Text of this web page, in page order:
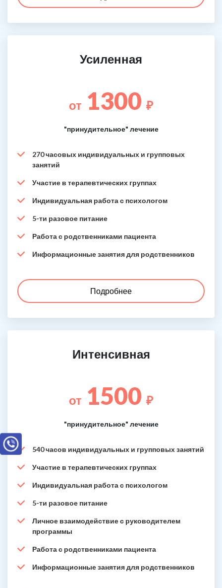
Усиленная
от 1300 ₽
"принудительное" лечение
270 часовых индивидуальных и групповых
занятий
Участие в терапевтических группах
Индивидуальная работа с психологом
5-ти разовое питание
Работа с родственниками пациента
Информационные занятия для родственников
Подробнее
Интенсивная
от 1500 ₽
"принудительное" лечение
540 часов индивидуальных и групповых занятий
Участие в терапевтических группах
Индивидуальная работа с психологом
5-ти разовое питание
Личное взаимодействие с руководителем
программы
Работа с родственниками пациента
Информационные занятия для родственников